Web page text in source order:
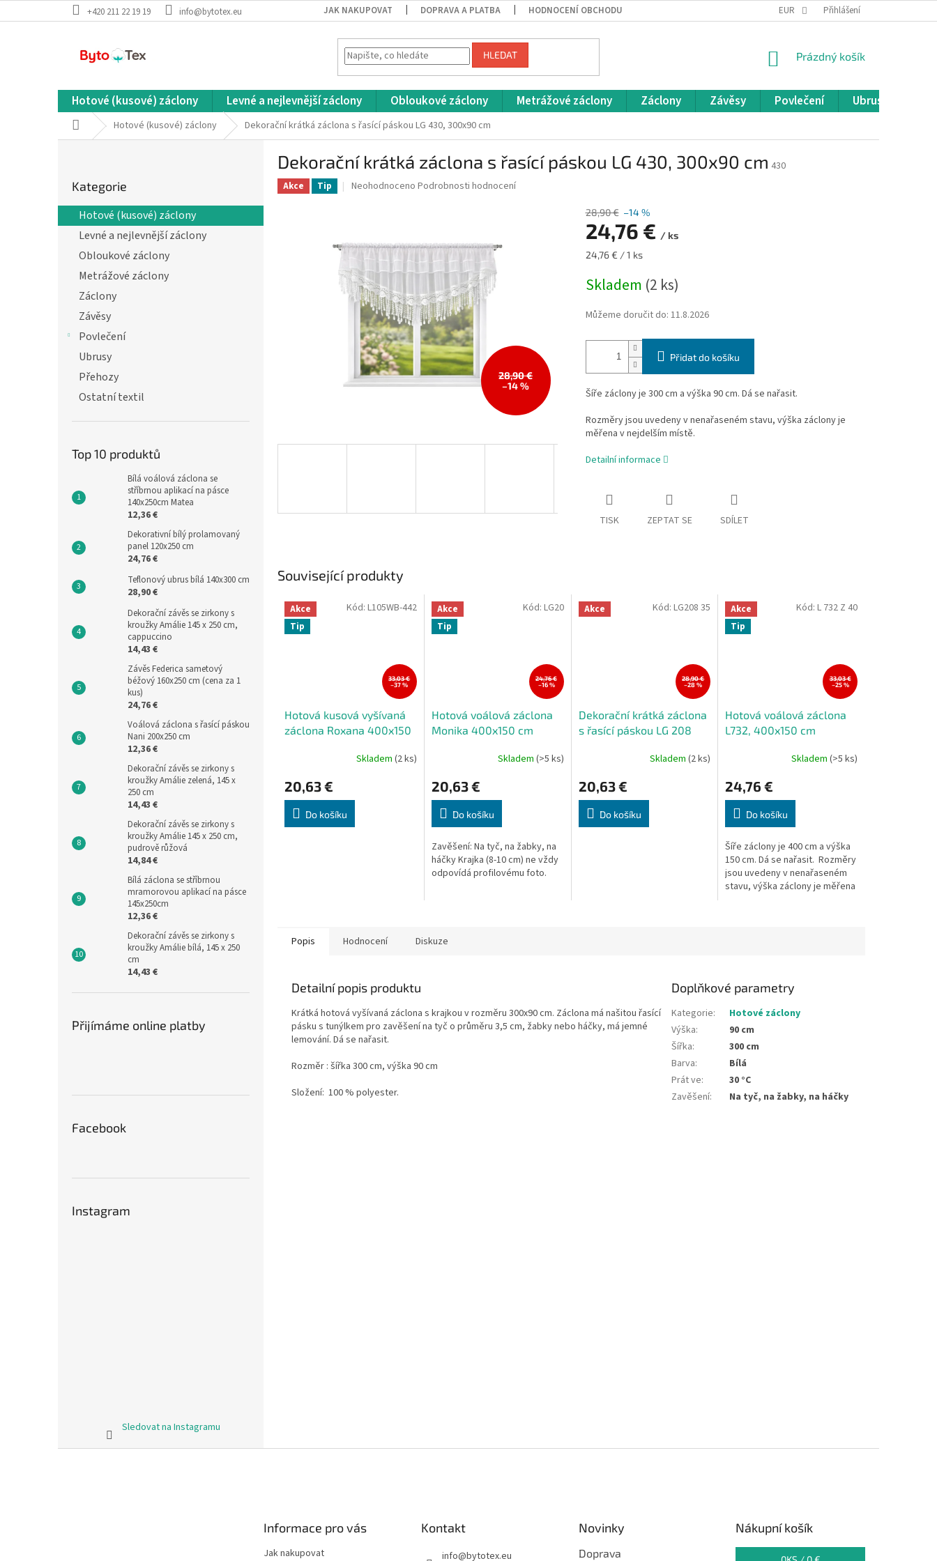
na
+420 211 22 19 19 info@bytotex.eu JAK NAKUPOVAT DOPRAVA A PLATBA HODNOCENÍ OBCHODU OBCHODNÍ PODMÍNKY
EUR Přihlášení
HLEDAT
NÁKUPNÍ
Prázdný košík
Hotové (kusové) záclony Levné a nejlevnější záclony Obloukové záclony Metrážové záclony Záclony Závěsy Povlečení Ubrusy
Domů Hotové (kusové) záclony Dekorační krátká záclona s řasící páskou LG 430, 300x90 cm
r
a
kategorie
Kategorie
Hotové (kusové) záclony
Levné a nejlevnější záclony
Obloukové záclony
Metrážové záclony
Záclony
Závěsy
Povlečení
Ubrusy
Přehozy
Ostatní textil
Top 10 produktů
Bílá voálová záclona se
stříbrnou aplikací na pásce
140x250cm Matea
12,36 €
Dekorativní bílý prolamovaný
panel 120x250 cm
24,76 €
Teflonový ubrus bílá 140x300 cm
28,90 €
Dekorační závěs se zirkony s
kroužky Amálie 145 x 250 cm,
cappuccino
14,43 €
Závěs Federica sametový
béžový 160x250 cm (cena za 1
kus)
24,76 €
Voálová záclona s řasící páskou
Nani 200x250 cm
12,36 €
Dekorační závěs se zirkony s
kroužky Amálie zelená, 145 x
250 cm
14,43 €
Dekorační závěs se zirkony s
kroužky Amálie 145 x 250 cm,
pudrově růžová
14,84 €
Bílá záclona se stříbrnou
mramorovou aplikací na pásce
145x250cm
12,36 €
Dekorační závěs se zirkony s
kroužky Amálie bílá, 145 x 250
cm
14,43 €
Přijímáme online platby
Facebook
Instagram
Sledovat na Instagramu
Dekorační krátká záclona s řasící páskou LG 430, 300x90 cm 430
Akce Tip
Průměrné
z
hvězdiček.
Neohodnoceno Podrobnosti hodnocení
28,90 €
–14 %
28,90 € –14 %
24,76 € / ks
Měrná
24,76 € / 1 ks
Skladem (2 ks)
Můžeme doručit do: 11.8.2026
Přidat do košíku
Šíře záclony je 300 cm a výška 90 cm. Dá se nařasit.
Rozměry jsou uvedeny v nenařaseném stavu, výška záclony je
měřena v nejdelším místě.
Detailní informace
TISK ZEPTAT SE SDÍLET
Související produkty
Akce
Tip
33,03 €
–37 %
Hotová kusová vyšívaná
záclona Roxana 400x150
Skladem (2 ks)
20,63 €
Do košíku
Kód: L105WB-442
Akce
Tip
24,76 €
–16 %
Hotová voálová záclona
Monika 400x150 cm
produktu
je
5,0
z
5
hvězdiček.
Skladem (>5 ks)
20,63 €
Do košíku
Zavěšení: Na tyč, na žabky, na
háčky Krajka (8-10 cm) ne vždy
odpovídá profilovému foto.
Kód: LG20 Akce
28,90 €
–28 %
Dekorační krátká záclona
s řasící páskou LG 208
Skladem(2 ks)
20,63 €
Do košíku
Kód:LG208 35
Akce
Tip
33,03 €
–25 %
Hotová voálová záclona
L732, 400x150 cm
Skladem (>5 ks)
24,76 €
Do košíku
Šíře záclony je 400 cm a výška
150 cm. Dá se nařasit. Rozměry
jsou uvedeny v nenařaseném
stavu, výška záclony je měřena
Kód: L 732 Z 40
Popis Hodnocení Diskuze
Detailní popis produktu
Krátká hotová vyšívaná záclona s krajkou v rozměru 300x90 cm. Záclona má našitou řasící
pásku s tunýlkem pro zavěšení na tyč o průměru 3,5 cm, žabky nebo háčky, má jemné
lemování. Dá se nařasit.
Rozměr : šířka 300 cm, výška 90 cm
Složení: 100 % polyester.
Doplňkové parametry
Kategorie:
Hotové záclony
Výška:
90 cm
Šířka:
300 cm
Barva:
Bílá
Prát ve:
30 °C
Zavěšení: Na tyč, na žabky, na háčky
Informace pro vás
Jak nakupovat
Kontakt
info@bytotex.eu
Novinky
Doprava
Nákupní košík